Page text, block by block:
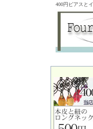
400円ピアスと